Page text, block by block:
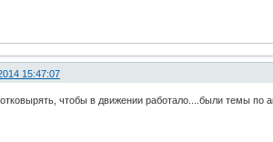
15:47:07
чтобы в движении работало....были темы по